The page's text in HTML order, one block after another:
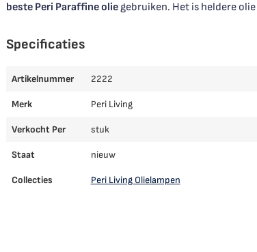
beste Peri Paraffine oliegebruiken. Het is heldere
Specificaties
Artikelnummer 2222
Merk Peri Living
Verkocht Per stuk
Staat nieuw
Collecties Peri Living Olielampen